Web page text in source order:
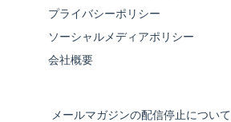
プライバシーポリシー
ソーシャルメディアポリシー
会社概要
メールマガジンの配信停止について